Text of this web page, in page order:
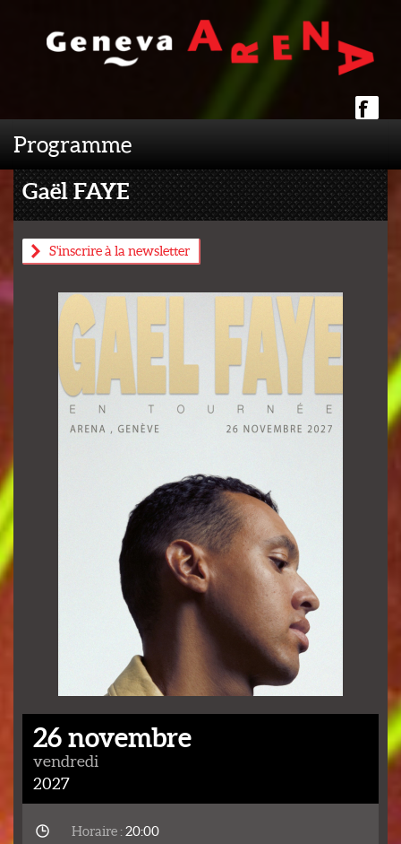
Programme
Gaël FAYE
S'inscrire à la newsletter
26 novembre
vendredi
2027
Horaire :20:00